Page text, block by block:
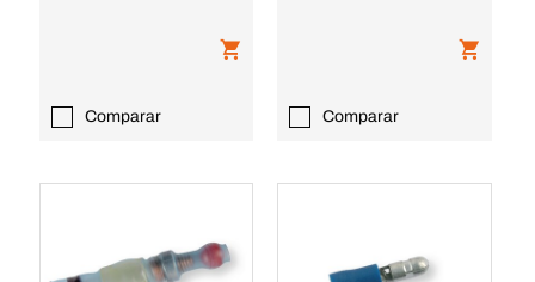
Comparar Comparar